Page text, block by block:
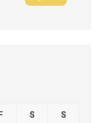
F S S